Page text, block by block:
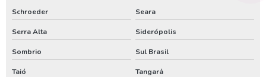
Schroeder Seara
Serra Alta Siderópolis
Sombrio Sul Brasil
Taió Tangará